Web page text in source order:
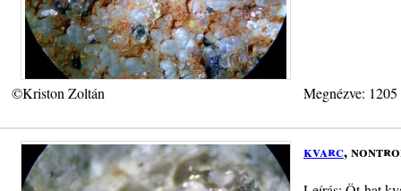
©Kriston Zoltán Megnézve:
kvarc,